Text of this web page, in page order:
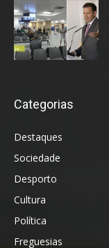
Categorias
Destaques
Sociedade
Desporto
Cultura
Política
Freguesias